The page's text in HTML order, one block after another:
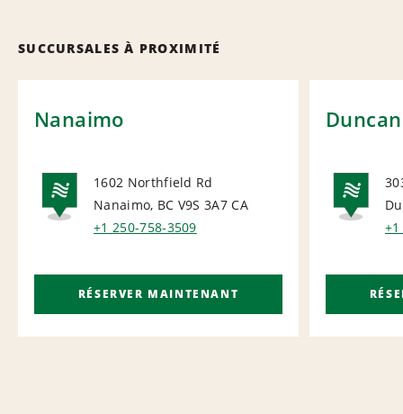
SUCCURSALES À PROXIMITÉ
Nanaimo
NATIONAL
1602 Northfield Rd
Nanaimo, BC V9S 3A7 CA
+1 250-758-3509
RÉSERVER MAINTENANT
Duncan